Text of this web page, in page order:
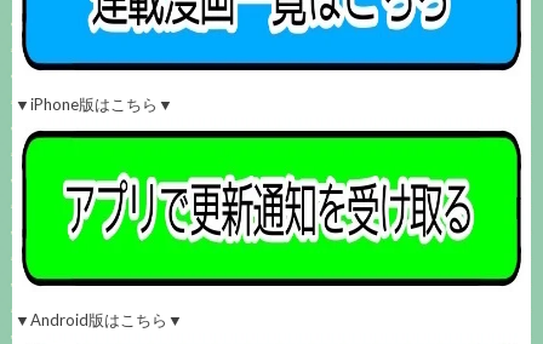
▼iPhone版はこちら▼
▼Android版はこちら▼